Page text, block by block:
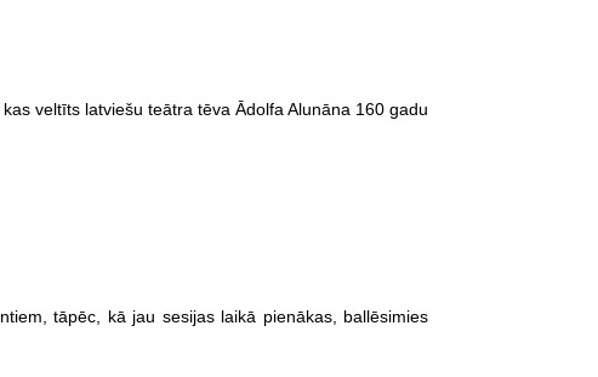
veltīts latviešu teātra tēva Ādolfa Alunāna 160 gadu
tāpēc, kā jau sesijas laikā pienākas, ballēsimies